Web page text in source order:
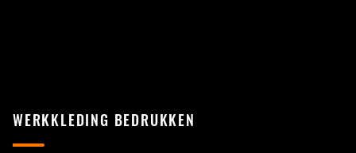
WERKKLEDING BEDRUKKEN